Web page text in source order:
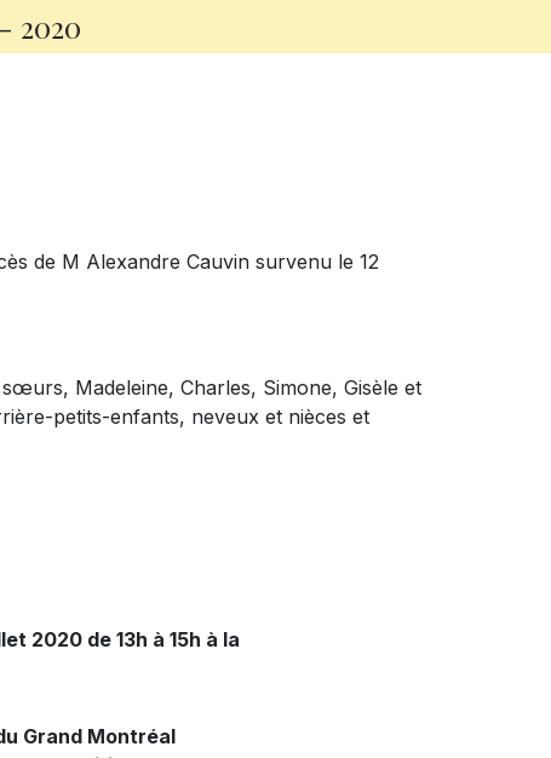
- 2020
de M Alexandre Cauvin survenu le 12
Madeleine, Charles, Simone, Gisèle et
petits-enfants, neveux et nièces et
2020 de 13h à 15h à la
Grand Montréal